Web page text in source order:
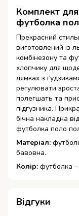
Комплект
футболка
Прекрасний
виготовлений із
комбінезону та
хлопчику для
лямках з
регулювати
полегшать та
підгузника.
бічна накладна
футболка поло
Матеріал:
бавовна.
Колір: футболка
Відгуки